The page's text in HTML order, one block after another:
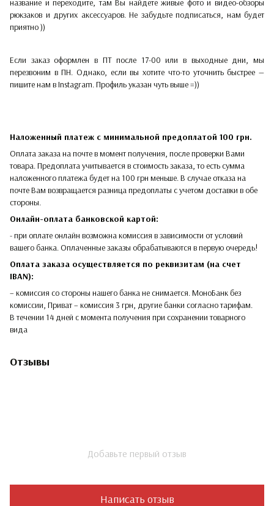
название и переходите, там Вы найдете живые фото и видео-обзоры
рюкзаков и других аксессуаров. Не забудьте подписаться, нам будет
приятно ))
Если заказ оформлен в ПТ после 17-00 или в выходные дни, мы
перезвоним в ПН. Однако, если вы хотите что-то уточнить быстрее —
пишите нам в Instagram. Профиль указан чуть выше =))
Наложенный платеж с минимальной предоплатой 100 грн.
Оплата заказа на почте в момент получения, после проверки Вами
товара. Предоплата учитывается в стоимость заказа, то есть сумма
наложенного платежа будет на 100 грн меньше. В случае отказа на
почте Вам возвращается разница предоплаты с учетом доставки в обе
стороны.​​
Онлайн-оплата банковской картой:
- при оплате онлайн возможна комиссия в зависимости от условий
вашего банка. Оплаченные заказы обрабатываются в первую очередь!
Оплата заказа осуществляется по реквизитам (на счет
IBAN):
– комиссия со стороны нашего банка не снимается. МоноБанк без
комиссии, Приват – комиссия 3 грн, другие банки согласно тарифам.
В течении 14 дней с момента получения при сохранении товарного
вида
Отзывы
Добавьте первый отзыв
Написать отзыв